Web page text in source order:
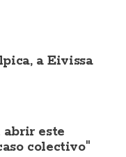
a Eivissa
abrir este
colectivo"